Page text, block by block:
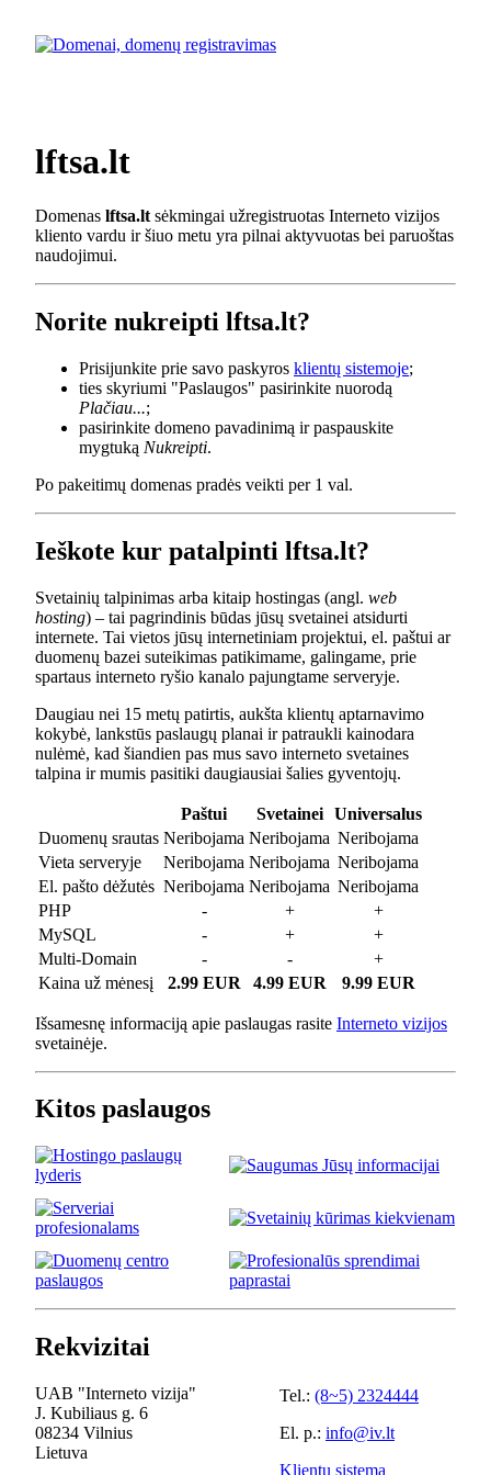
lftsa.lt
Domenas lftsa.lt sėkmingai užregistruotas Interneto vizijos
kliento vardu ir šiuo metu yra pilnai aktyvuotas bei paruoštas
naudojimui.
Norite nukreipti lftsa.lt?
Prisijunkite prie savo paskyros klientų sistemoje;
ties skyriumi "Paslaugos" pasirinkite nuorodą
Plačiau...;
pasirinkite domeno pavadinimą ir paspauskite
mygtuką Nukreipti.
Po pakeitimų domenas pradės veikti per 1 val.
Ieškote kur patalpinti lftsa.lt?
Svetainių talpinimas arba kitaip hostingas (angl. web
hosting) – tai pagrindinis būdas jūsų svetainei atsidurti
internete. Tai vietos jūsų internetiniam projektui, el. paštui ar
duomenų bazei suteikimas patikimame, galingame, prie
spartaus interneto ryšio kanalo pajungtame serveryje.
Daugiau nei 15 metų patirtis, aukšta klientų aptarnavimo
kokybė, lankstūs paslaugų planai ir patraukli kainodara
nulėmė, kad šiandien pas mus savo interneto svetaines
talpina ir mumis pasitiki daugiausiai šalies gyventojų.
Paštui Svetainei
Universalus
Duomenų srautas Neribojama Neribojama Neribojama
Vieta serveryje
Neribojama Neribojama Neribojama
El. pašto dėžutės Neribojama Neribojama Neribojama
PHP
- +
+
MySQL
- +
+
Multi-Domain
- -
+
Kaina už mėnesį
2.99 EUR 4.99 EUR 9.99 EUR
Išsamesnę informaciją apie paslaugas rasite Interneto vizijos
svetainėje.
Kitos paslaugos
Rekvizitai
UAB "Interneto vizija"
J. Kubiliaus g. 6
08234 Vilnius
Lietuva
Tel.: (8~5) 2324444
El. p.: info@iv.lt
Klientų sistema